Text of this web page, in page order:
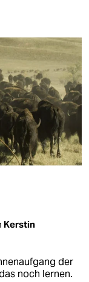
Kerstin
der
noch lernen.